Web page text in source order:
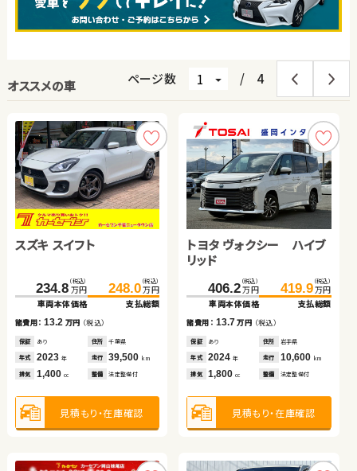
オススメの車 ページ数 / 4
スズキ スイフト
234.8 （税込）
万円
車両本体価格
248.0 （税込）
万円
支払総額
諸費用：13.2 万円 （税込）
保証 あり 住所 千葉県
年式 2023 年 走行 39,500 km
排気 1,400 cc 整備 法定整備付
見積もり・在庫確認
トヨタ ヴォクシー ハイブ
リッド
406.2 （税込）
万円
車両本体価格
419.9 （税込）
万円
支払総額
諸費用： 13.7万円 （税込）
保証 あり 住所 岩手県
年式 2024年 走行 10,600 km
排気 1,800cc 整備 法定整備付
見積もり・在庫確認
ダイハツ タント
49.6 （税込）
万円
車両本体価格
54.8 （税込）
万円
支払総額
諸費用：5.2万円（税込）
保証 あり 住所 青森県
年式 2015 年 走行 99,100 km
排気 660cc 整備 法定整備付
見積もり・在庫確認
スバル フォレスター ハイ
ブリッド
291.6 （税込）
万円
車両本体価格
304.9 （税込）
万円
支払総額
諸費用： 13.3万円 （税込）
保証 あり 住所 福島県
年式 2021年 走行 24,700 km
排気 2,000cc 整備 なし
見積もり・在庫確認
ホンダ フィット ハイブリ
90.1 （税込）
万円
車両本体価格
98.8 （税込）
万円
支払総額
諸費用：8.7万円（税込）
保証 あり 住所 福島県
年式 2013 年 走行 47,200 km
排気 1,500 cc 整備 なし
見積もり・在庫確認
トヨタ ルーミー
103.0万円
車両本体価格
諸費用：7.0 万円 （税込）
保証 なし 住所 長野県
排気 1,000cc 整備 法定整備付
スズキ スイフト
185.0 （税込）
万円
車両本体価格
195.6 （税込）
万円
支払総額
諸費用：10.6 万円 （税込）
保証 あり 住所 熊本県
年式 2019 年 走行 16,200 km
排気 1,400 cc 整備 法定整備付
見積もり・在庫確認
トヨタ プリウス
187.6 （税込）
万円
車両本体価格
201.5 （税込）
万円
支払総額
諸費用： 13.9万円 （税込）
保証 なし 住所 東京都
年式 2017年 走行 17,300 km
排気 1,800cc 整備 なし
見積もり・在庫確認